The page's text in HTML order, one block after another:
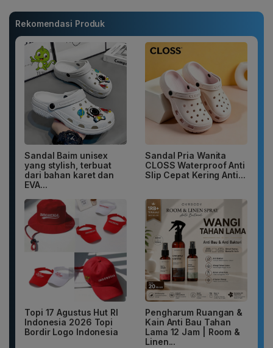
Rekomendasi Produk
Sandal Baim unisex
yang stylish, terbuat
dari bahan karet dan
EVA...
Sandal Pria Wanita
CLOSS Waterproof Anti
Slip Cepat Kering Anti...
Topi 17 Agustus Hut RI
Indonesia 2026 Topi
Bordir Logo Indonesia
Pengharum Ruangan &
Kain Anti Bau Tahan
Lama 12 Jam | Room &
Linen...